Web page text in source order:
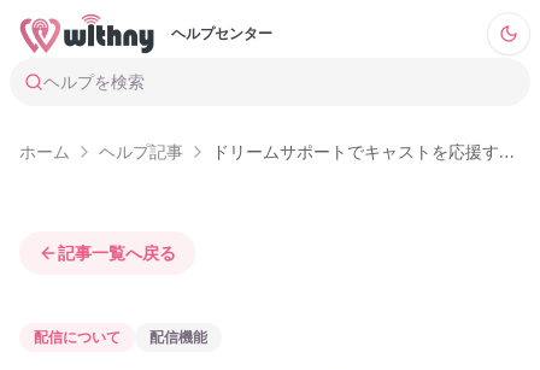
ヘルプセンター
ヘルプを検索
ホーム ヘルプ記事 ドリームサポートでキャストを応援する方法を教えてください
記事一覧へ戻る
配信について 配信機能